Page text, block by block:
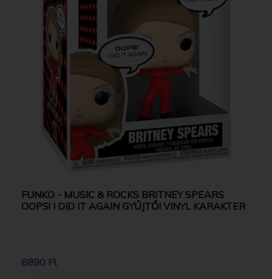
FUNKO - MUSIC & ROCKS BRITNEY SPEARS
OOPS! I DID IT AGAIN GYŰJTŐI VINYL KARAKTER
6890 Ft